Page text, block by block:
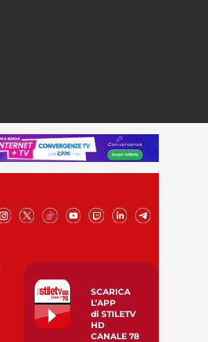
SCARICA
L’APP
di STILETV
HD
CANALE 78